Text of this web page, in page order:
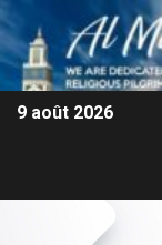
9 août 2026